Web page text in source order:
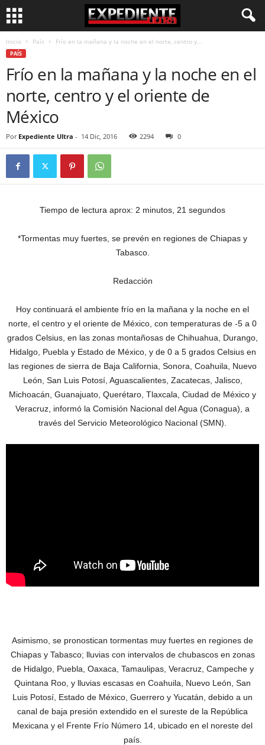
Inicio País Frío en la mañana y la noche en el norte, centro y...
PAÍS
Frío en la mañana y la noche en el
norte, centro y el oriente de
México
Por Expediente Ultra - 14 Dic, 2016 2294 0
Tiempo de lectura aprox: 2 minutos, 21 segundos
*Tormentas muy fuertes, se prevén en regiones de Chiapas y
Tabasco.
Redacción
Hoy continuará el ambiente frío en la mañana y la noche en el
norte, el centro y el oriente de México, con temperaturas de -5 a 0
grados Celsius, en las zonas montañosas de Chihuahua, Durango,
Hidalgo, Puebla y Estado de México, y de 0 a 5 grados Celsius en
las regiones de sierra de Baja California, Sonora, Coahuila, Nuevo
León, San Luis Potosí, Aguascalientes, Zacatecas, Jalisco,
Michoacán, Guanajuato, Querétaro, Tlaxcala, Ciudad de México y
Veracruz, informó la Comisión Nacional del Agua (Conagua), a
través del Servicio Meteorológico Nacional (SMN).
Asimismo, se pronostican tormentas muy fuertes en regiones de
Chiapas y Tabasco; lluvias con intervalos de chubascos en zonas
de Hidalgo, Puebla, Oaxaca, Tamaulipas, Veracruz, Campeche y
Quintana Roo, y lluvias escasas en Coahuila, Nuevo León, San
Luis Potosí, Estado de México, Guerrero y Yucatán, debido a un
canal de baja presión extendido en el sureste de la República
Mexicana y el Frente Frío Número 14, ubicado en el noreste del
país.